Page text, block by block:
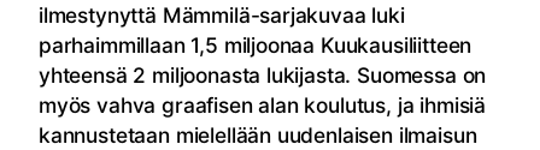
ilmestynyttä Mämmilä-sarjakuvaa luki
parhaimmillaan 1,5 miljoonaa Kuukausiliitteen
yhteensä 2 miljoonasta lukijasta. Suomessa on
myös vahva graafisen alan koulutus, ja ihmisiä
kannustetaan mielellään uudenlaisen ilmaisun